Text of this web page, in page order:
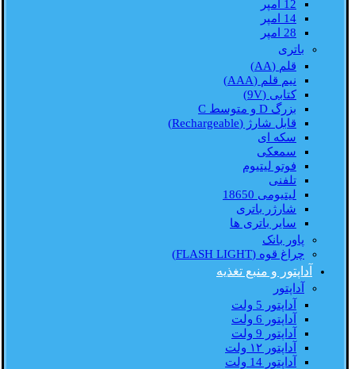
12 امپر
14 امپر
28 امپر
باتری
قلم (AA)
نیم قلم (AAA)
کتابی (9V)
بزرگ D و متوسط C
قابل شارژ (Rechargeable)
سکه ای
سمعکی
فوتو لیتیوم
تلفنی
لیتیومی 18650
شارژر باتری
سایر باتری ها
پاور بانک
چراغ قوه (FLASH LIGHT)
آداپتور و منبع تغذیه
آداپتور
آداپتور 5 ولت
آداپتور 6 ولت
آداپتور 9 ولت
آداپتور ۱۲ ولت
آداپتور 14 ولت